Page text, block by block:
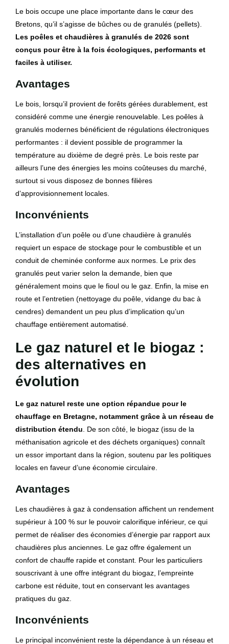
Le bois occupe une place importante dans le cœur des
Bretons, qu’il s’agisse de bûches ou de granulés (pellets).
Les poêles et chaudières à granulés de 2026 sont
conçus pour être à la fois écologiques, performants et
faciles à utiliser.
Avantages
Le bois, lorsqu’il provient de forêts gérées durablement, est
considéré comme une énergie renouvelable. Les poêles à
granulés modernes bénéficient de régulations électroniques
performantes : il devient possible de programmer la
température au dixième de degré près. Le bois reste par
ailleurs l’une des énergies les moins coûteuses du marché,
surtout si vous disposez de bonnes filières
d’approvisionnement locales.
Inconvénients
L’installation d’un poêle ou d’une chaudière à granulés
requiert un espace de stockage pour le combustible et un
conduit de cheminée conforme aux normes. Le prix des
granulés peut varier selon la demande, bien que
généralement moins que le fioul ou le gaz. Enfin, la mise en
route et l’entretien (nettoyage du poêle, vidange du bac à
cendres) demandent un peu plus d’implication qu’un
chauffage entièrement automatisé.
Le gaz naturel et le biogaz :
des alternatives en
évolution
Le gaz naturel reste une option répandue pour le
chauffage en Bretagne, notamment grâce à un réseau de
distribution étendu . De son côté, le biogaz (issu de la
méthanisation agricole et des déchets organiques) connaît
un essor important dans la région, soutenu par les politiques
locales en faveur d’une économie circulaire.
Avantages
Les chaudières à gaz à condensation affichent un rendement
supérieur à 100 % sur le pouvoir calorifique inférieur, ce qui
permet de réaliser des économies d’énergie par rapport aux
chaudières plus anciennes. Le gaz offre également un
confort de chauffe rapide et constant. Pour les particuliers
souscrivant à une offre intégrant du biogaz, l’empreinte
carbone est réduite, tout en conservant les avantages
pratiques du gaz.
Inconvénients
Le principal inconvénient reste la dépendance à un réseau et